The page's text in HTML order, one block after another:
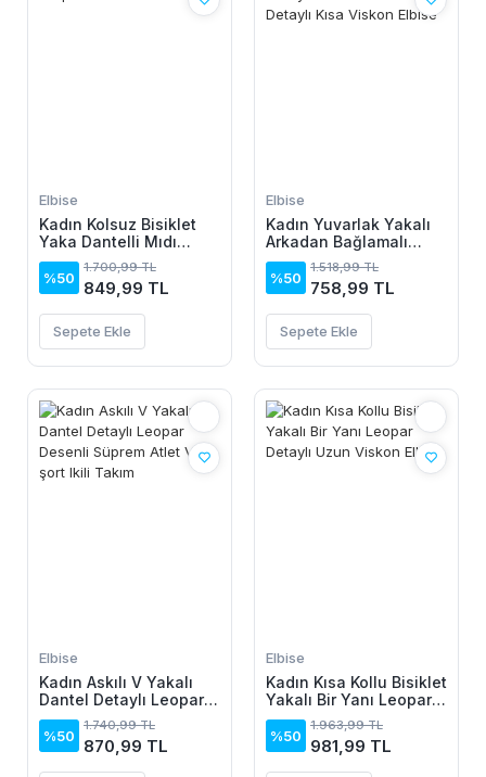
Elbise
Kadın Kolsuz Bisiklet
Yaka Dantelli Mıdı
Janjan Krep Elbise
%50
1.700,99 TL
849,99 TL
Sepete Ekle
Elbise
Kadın Yuvarlak Yakalı
Arkadan Bağlamalı
Düğme Detaylı
Asimetrik Kesim Detaylı
Kısa Viskon Elbise
%50
1.518,99 TL
758,99 TL
Sepete Ekle
Elbise
Kadın Askılı V Yakalı
Dantel Detaylı Leopar
Desenli Süprem Atlet
Ve şort Ikili Takım
%50
1.740,99 TL
870,99 TL
Elbise
Kadın Kısa Kollu Bisiklet
Yakalı Bir Yanı Leopar
Detaylı Uzun Viskon
Elbise
%50
1.963,99 TL
981,99 TL